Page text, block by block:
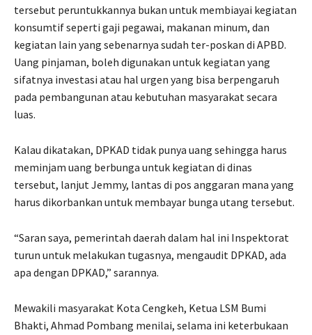
tersebut peruntukkannya bukan untuk membiayai kegiatan
konsumtif seperti gaji pegawai, makanan minum, dan
kegiatan lain yang sebenarnya sudah ter-poskan di APBD.
Uang pinjaman, boleh digunakan untuk kegiatan yang
sifatnya investasi atau hal urgen yang bisa berpengaruh
pada pembangunan atau kebutuhan masyarakat secara
luas.
Kalau dikatakan, DPKAD tidak punya uang sehingga harus
meminjam uang berbunga untuk kegiatan di dinas
tersebut, lanjut Jemmy, lantas di pos anggaran mana yang
harus dikorbankan untuk membayar bunga utang tersebut.
“Saran saya, pemerintah daerah dalam hal ini Inspektorat
turun untuk melakukan tugasnya, mengaudit DPKAD, ada
apa dengan DPKAD,” sarannya.
Mewakili masyarakat Kota Cengkeh, Ketua LSM Bumi
Bhakti, Ahmad Pombang menilai, selama ini keterbukaan